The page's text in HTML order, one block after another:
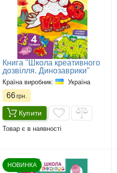
Книга "Школа креативного
дозвілля. Динозаврики"
Країна виробник: Україна
66грн.
Купити
Товар є в наявності
НОВИНКА